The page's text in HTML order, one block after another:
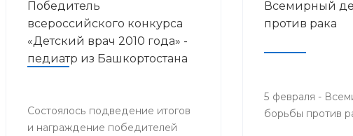
Победитель
всероссийского конкурса
«Детский врач 2010 года» -
педиатр из Башкортостана
Состоялось подведение итогов
и награждение победителей
Всемирный
против рака
5 февраля -
борьбы против